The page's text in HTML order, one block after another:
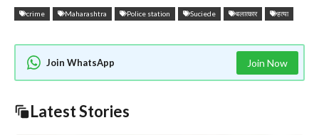
crime Maharashtra Police station Suciede बलात्कार हत्या
Join WhatsApp Join Now
Latest Stories